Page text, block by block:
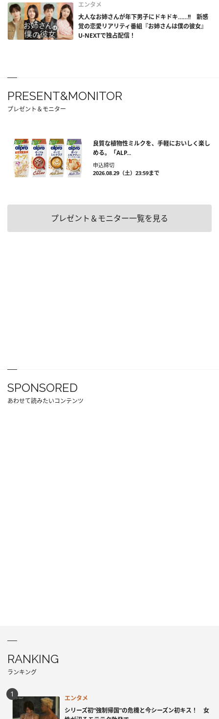
エンタメ
大人なお姉さんが年下男子にドキドキ……!! 新感
覚の恋愛リアリティ番組『お姉さんは僕の彼女』
U-NEXTで独占配信！
PRESENT&MONITOR
プレゼント＆モニター
良質な植物性ミルクを、手軽においしく楽し
める。「ALP...
申込締切
2026.08.29（土）23:59まで
プレゼント＆モニター一覧を見る
SPONSORED
あわせて読みたいコンテンツ
RANKING
ランキング
エンタメ
シリーズ初“強制帰国”の危機と今シーズン初キス！ 女